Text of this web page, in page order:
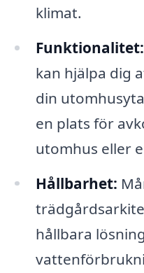
klimat.
Funktionalitet:
kan hjälpa dig
din
en plats för
utomhus eller
Hållbarhet:
hållbara